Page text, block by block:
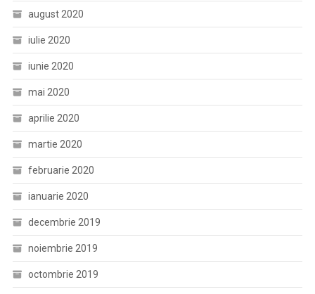
august 2020
iulie 2020
iunie 2020
mai 2020
aprilie 2020
martie 2020
februarie 2020
ianuarie 2020
decembrie 2019
noiembrie 2019
octombrie 2019